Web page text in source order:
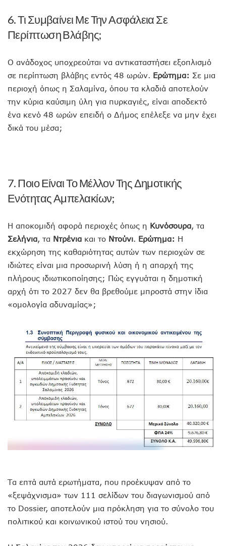
6. Τι Συμβαίνει Με Την Ασφάλεια Σε
Περίπτωση Βλάβης;
Ο ανάδοχος υποχρεούται να αντικαταστήσει εξοπλισμό
σε περίπτωση βλάβης εντός 48 ωρών. Ερώτημα: Σε μια
περιοχή όπως η Σαλαμίνα, όπου τα κλαδιά αποτελούν
την κύρια καύσιμη ύλη για πυρκαγιές, είναι αποδεκτό
ένα κενό 48 ωρών επειδή ο Δήμος επέλεξε να μην έχει
δικά του μέσα;
7. Ποιο Είναι Το Μέλλον Της Δημοτικής
Ενότητας Αμπελακίων;
Η αποκομιδή αφορά περιοχές όπως η Κυνόσουρα, τα
Σελήνια, τα Ντρένια και το Ντούνι. Ερώτημα: Η
εκχώρηση της καθαριότητας αυτών των περιοχών σε
ιδιώτες είναι μια προσωρινή λύση ή η απαρχή της
πλήρους ιδιωτικοποίησης; Πώς εγγυάται η δημοτική
αρχή ότι το 2027 δεν θα βρεθούμε μπροστά στην ίδια
«ομολογία αδυναμίας»;
Τα επτά αυτά ερωτήματα, που προέκυψαν από το
«ξεψάχνισμα» των 111 σελίδων του διαγωνισμού από
το Dossier, αποτελούν μια πρόκληση για το σύνολο του
πολιτικού και κοινωνικού ιστού του νησιού.